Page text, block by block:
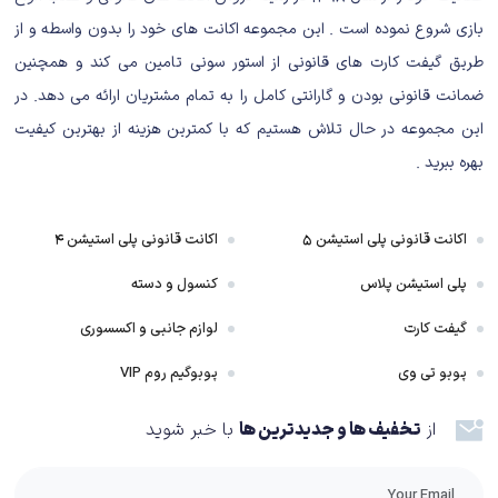
نکرده‌اند، بلکه حتی هر آن چه که در Rise of the Tomb Raider دیده‌ بودیم را به
هیچ نکته جادویی و هیجان‌انگیزی در داستان، روند بازی و اکشن‌ها و
ماجراجویی‌های Shadow of the Tomb Raider وجود ندارد و در طول بازی، در
تک تک لحظه‌های آن، حس یک بازی کهنه و خسته به من دست داد و این برای
کاراکتر‌هایم است، بدترین اتفاق ممکن بود.
بازی در اولین قدم برای تبدیل شدن به یک ماجراجویی هیجان‌انگیز که همان ارایه
داستانی جذاب باشد، باز می‌ماند. بازی سعی کرده داستانی متفاوت را نسبت به
نسخه‌های قبلی روایت کند، اما در تلاش برای اجرای سناریوی آن، باید گفت که در
به رو هستیم. در Shadow of the Tomb Raider این بار با لارا کرافت به سراغ
بازی شروع نموده است . این مجموعه اکانت های خود را بدون واسطه و از
طریق گیفت کارت های قانونی از استور سونی تامین می کند و همچنین
ضمانت قانونی بودن و گارانتی کامل را به تمام مشتریان ارائه می دهد. در
این مجموعه در حال تلاش هستیم که با کمترین هزینه از بهترین کیفیت
بهره ببرید .
اکانت قانونی پلی استیشن ۵
پلی استیشن پلاس
گیفت کارت
پوبو تی وی
اکانت قانونی پلی استیشن ۴
کنسول و دسته
لوازم جانبی و اکسسوری
پوبوگیم روم VIP
از تخفیف ها و جدیدترین ها با خبر شوید